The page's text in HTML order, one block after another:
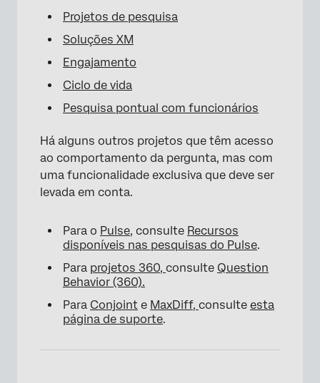
Projetos de pesquisa
Soluções XM
Engajamento
Ciclo de vida
Pesquisa pontual com funcionários
Há alguns outros projetos que têm acesso
ao comportamento da pergunta, mas com
uma funcionalidade exclusiva que deve ser
levada em conta.
Para o Pulse, consulte Recursos
disponíveis nas pesquisas do Pulse.
Para projetos 360, consulte Question
Behavior (360).
Para Conjoint e MaxDiff, consulte esta
página de suporte.